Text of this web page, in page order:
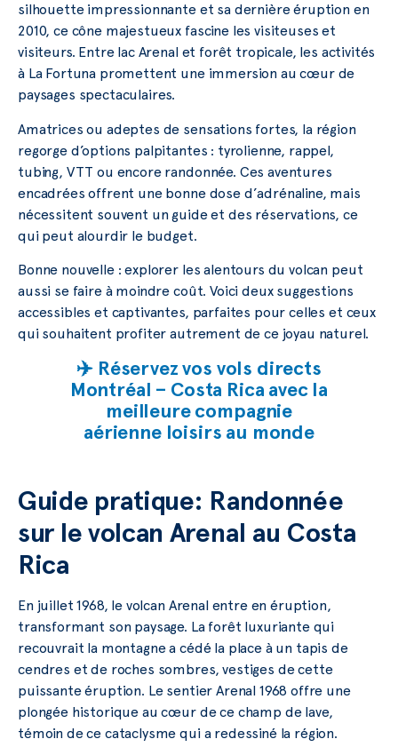
silhouette impressionnante et sa dernière éruption en
2010, ce cône majestueux fascine les visiteuses et
visiteurs. Entre lac Arenal et forêt tropicale, les activités
à La Fortuna promettent une immersion au cœur de
paysages spectaculaires.
Amatrices ou adeptes de sensations fortes, la région
regorge d’options palpitantes : tyrolienne, rappel,
tubing, VTT ou encore randonnée. Ces aventures
encadrées offrent une bonne dose d’adrénaline, mais
nécessitent souvent un guide et des réservations, ce
qui peut alourdir le budget.
Bonne nouvelle : explorer les alentours du volcan peut
aussi se faire à moindre coût. Voici deux suggestions
accessibles et captivantes, parfaites pour celles et ceux
qui souhaitent profiter autrement de ce joyau naturel.
✈️ Réservez vos vols directs
Montréal – Costa Rica avec la
meilleure compagnie
aérienne loisirs au monde
Guide pratique: Randonnée
sur le volcan Arenal au Costa
Rica
En juillet 1968, le volcan Arenal entre en éruption,
transformant son paysage. La forêt luxuriante qui
recouvrait la montagne a cédé la place à un tapis de
cendres et de roches sombres, vestiges de cette
puissante éruption. Le sentier Arenal 1968 offre une
plongée historique au cœur de ce champ de lave,
témoin de ce cataclysme qui a redessiné la région.